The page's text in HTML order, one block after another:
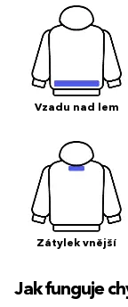
Vzadu nad lem
Zátylek vnější
Jak funguje